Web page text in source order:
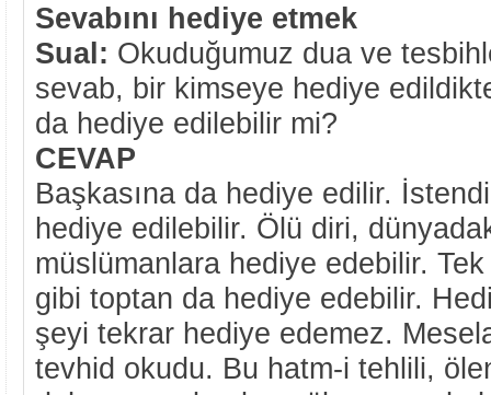
Sevabını hediye etmek
Sual: Okuduğumuz dua ve
sevab, bir kimseye hediye
da hediye edilebilir mi?
CEVAP
Başkasına da hediye edilir.
hediye edilebilir. Ölü diri,
müslümanlara hediye edebilir.
gibi toptan da hediye edebilir.
şeyi tekrar hediye edemez.
tevhid okudu. Bu hatm-i tehlili,